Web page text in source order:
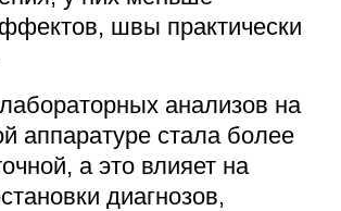
швы практически
анализов на
аппаратуре стала более
а это влияет на
диагнозов,